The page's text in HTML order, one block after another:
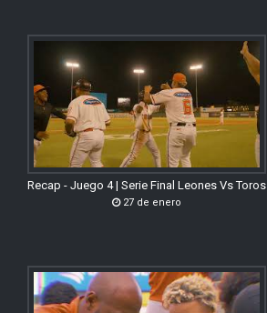
Recap - Juego 4 | Serie Final Leones Vs Toros
27 de enero